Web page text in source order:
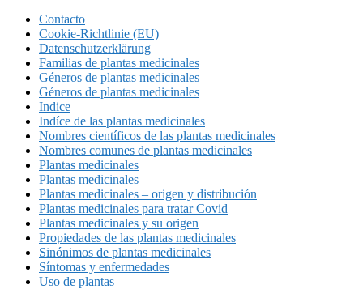
Contacto
Cookie-Richtlinie (EU)
Datenschutzerklärung
Familias de plantas medicinales
Géneros de plantas medicinales
Géneros de plantas medicinales
Indice
Indíce de las plantas medicinales
Nombres científicos de las plantas medicinales
Nombres comunes de plantas medicinales
Plantas medicinales
Plantas medicinales
Plantas medicinales – origen y distribución
Plantas medicinales para tratar Covid
Plantas medicinales y su origen
Propiedades de las plantas medicinales
Sinónimos de plantas medicinales
Síntomas y enfermedades
Uso de plantas